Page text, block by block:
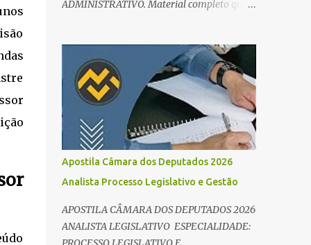
e Direito Administrativo). 🔄 2. Revisão
ADMINISTRATIVO. Material completo que
exigidos no edital para esse cargo.
Oportunidade de Ouro: R$ 30,8 mil iniciais O
edital do Concurso Câmara dos Deputados
2026 já é realidade, e o cargo de Analista
Legislativo (Processo Legislativo e Gestão) se
destaca como uma das melhores
oportunidades do ano. Com exigência de
nível superior em qualquer área, o certame
oferece 35 vagas imediatas e salários que
ultrapassam os R$ 30 mil . O que estudar
para Processo Legislativo e Gestão? Para
vencer a concorrência da banca Cebraspe , o
Apostila Câmara dos Deputados 2026
Analista Processo Legislativo e Gestão
APOSTILA CÂMARA DOS DEPUTADOS 2026
ANALISTA LEGISLATIVO ESPECIALIDADE: